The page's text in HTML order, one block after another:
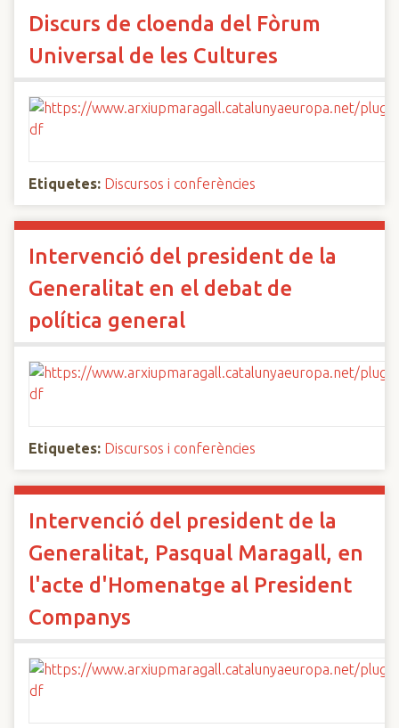
Discurs de cloenda del Fòrum
Universal de les Cultures
Etiquetes: Discursos i conferències
Intervenció del president de la
Generalitat en el debat de
política general
Etiquetes: Discursos i conferències
Intervenció del president de la
Generalitat, Pasqual Maragall, en
l'acte d'Homenatge al President
Companys